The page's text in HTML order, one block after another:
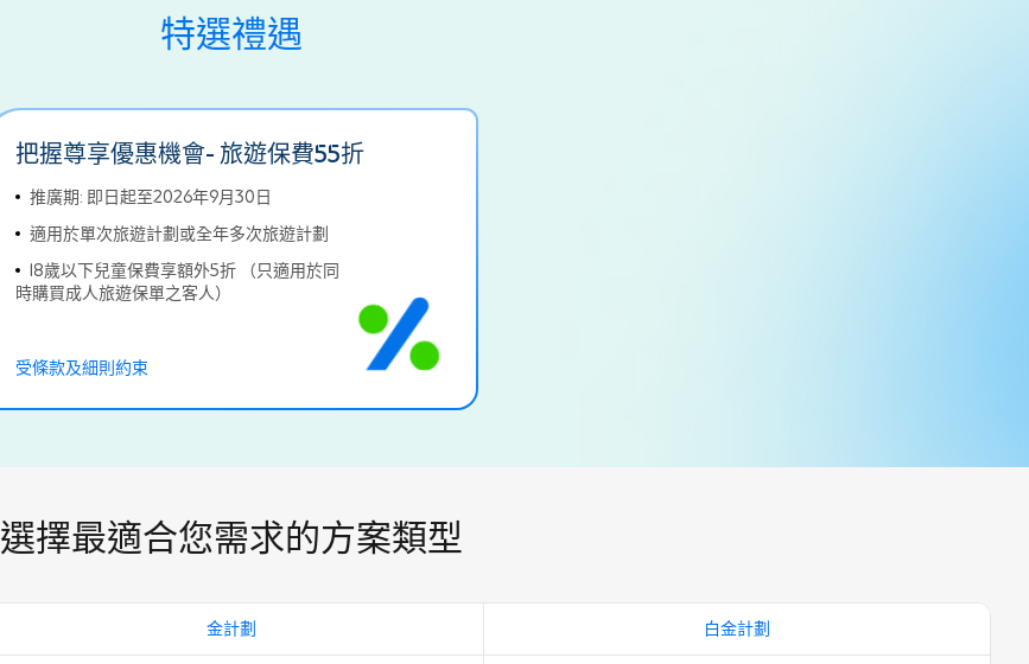
特選禮遇
把握尊享優惠機會- 旅遊保費55折
推廣期: 即日起至2026年9月30日
適用於單次旅遊計劃或全年多次旅遊計劃
18歲以下兒童保費享額外5折 （只適用於同
時購買成人旅遊保單之客人）
受條款及細則約束
選擇最適合您需求的方案類型
金計劃 白金計劃